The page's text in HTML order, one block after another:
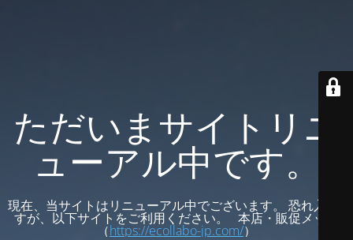
ただいまサイトリニ
ューアル中です。
現在、当サイトはリニューアル中でございます。 恐れ入りま
すが、以下サイトをご利用ください。 本店・販促メッセ
（https://ecollabo-jp.com/）